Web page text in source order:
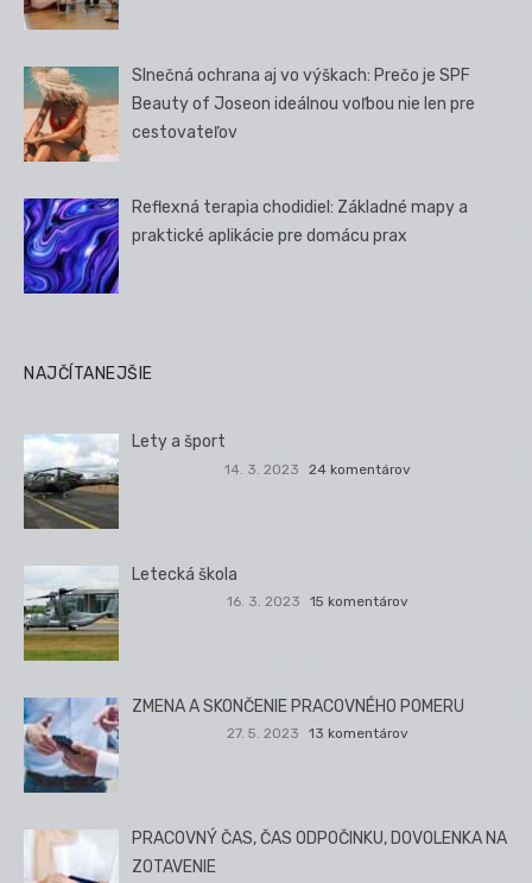
Slnečná ochrana aj vo výškach: Prečo je SPF
Beauty of Joseon ideálnou voľbou nie len pre
cestovateľov
Reflexná terapia chodidiel: Základné mapy a
praktické aplikácie pre domácu prax
NAJČÍTANEJŠIE
Lety a šport
14. 3. 2023 24 komentárov
Letecká škola
16. 3. 2023 15 komentárov
ZMENA A SKONČENIE PRACOVNÉHO POMERU
27. 5. 2023 13 komentárov
PRACOVNÝ ČAS, ČAS ODPOČINKU, DOVOLENKA NA
ZOTAVENIE